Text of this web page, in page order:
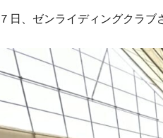
日、ゼンライディングクラブ